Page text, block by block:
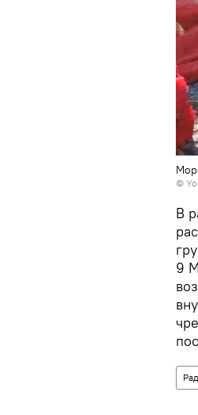
©
В
9